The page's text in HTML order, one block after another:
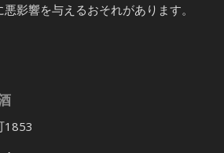
影響を与えるおそれがあります。
1853